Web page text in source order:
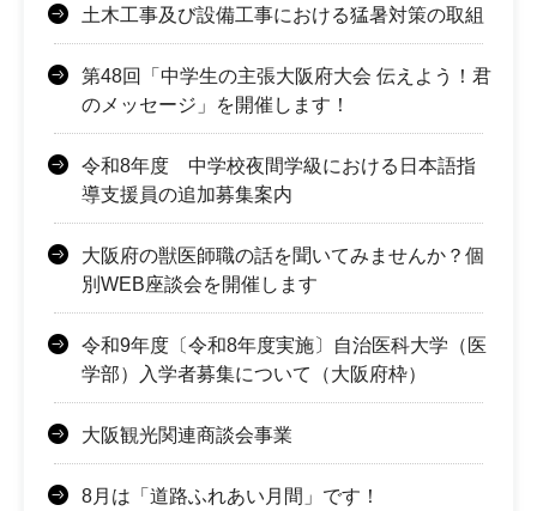
土木工事及び設備工事における猛暑対策の取組
第48回「中学生の主張大阪府大会 伝えよう！君
のメッセージ」を開催します！
令和8年度 中学校夜間学級における日本語指
導支援員の追加募集案内
大阪府の獣医師職の話を聞いてみませんか？個
別WEB座談会を開催します
令和9年度〔令和8年度実施〕自治医科大学（医
学部）入学者募集について（大阪府枠）
大阪観光関連商談会事業
8月は「道路ふれあい月間」です！